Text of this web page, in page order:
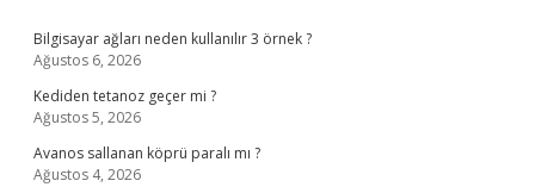
Bilgisayar ağları neden kullanılır 3 örnek ?
Ağustos 6, 2026
Kediden tetanoz geçer mi ?
Ağustos 5, 2026
Avanos sallanan köprü paralı mı ?
Ağustos 4, 2026